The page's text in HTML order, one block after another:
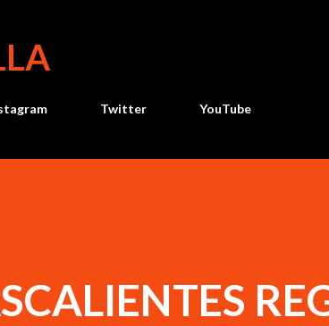
Twitter YouTube